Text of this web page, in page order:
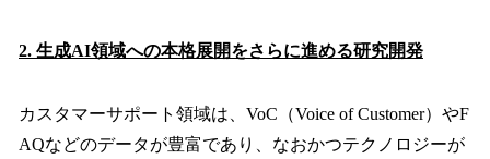
2. 生成AI領域への本格展開をさらに進める研究開発
カスタマーサポート領域は、VoC（Voice of Customer）やF
AQなどのデータが豊富であり、なおかつテクノロジーが